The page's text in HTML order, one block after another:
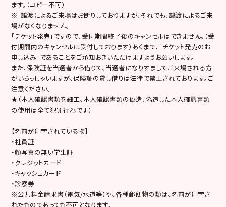
ます。（コピー不可）
※ 譲渡によるご来場はお断りしておりますが、それでも、譲渡によるご来
場がなくなりません。
「チケット発売」ですので、受付期間終了後のキャンセルはできません。（受
付期間内のキャンセルは受付しております）あくまで、「チケット発売のお
申し込み」であることをご承知おきいただけますようお願いします。
また、保険証を当選者から借りて、当選者になりすましてご来場される方
がいらっしゃいますが、保険証の貸し借りは法律で禁止されております。ご
注意ください。
★（本人確認書類を細工、本人確認書類の偽造、偽造した本人確認書類
の使用は全て犯罪行為です）
【名前が印字されている物】
・社員証
・顔写真の無い学生証
・クレジットカード
・キャッシュカード
・診察券
※公共料金請求書（電気/水道等）や、各種郵便物の類は、名前が印字さ
れたものであっても不可となります。